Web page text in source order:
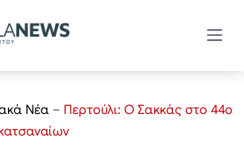
Νέα – Περτούλι: Ο Σακκάς στο 44ο